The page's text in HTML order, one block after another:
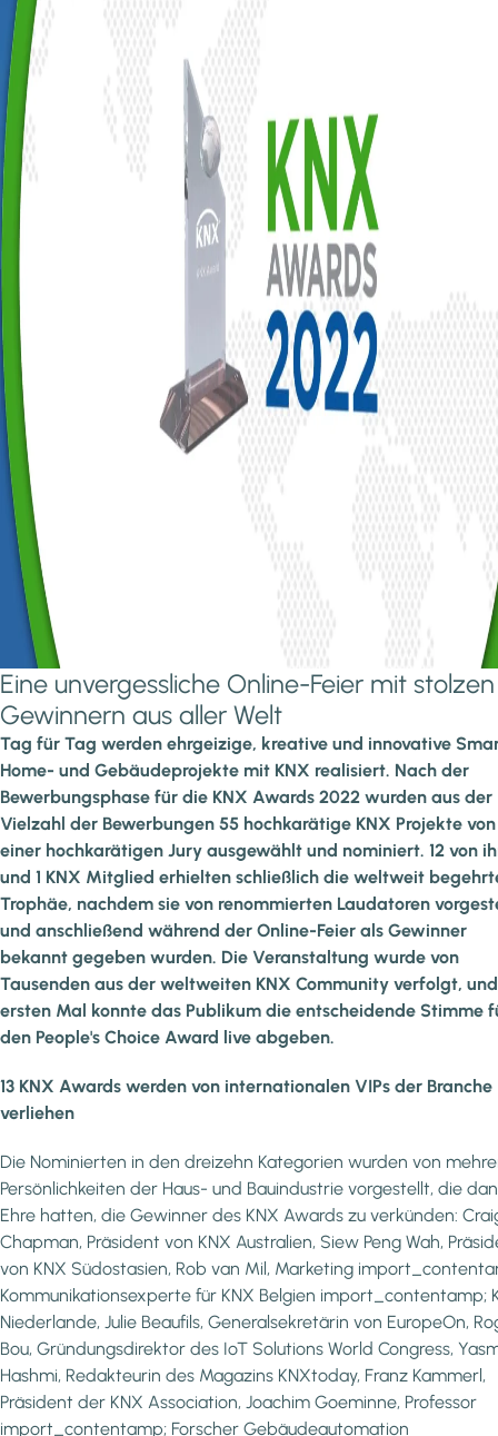
Eine unvergessliche Online-Feier mit stolzen
Gewinnern aus aller Welt
Tag für Tag werden ehrgeizige, kreative und innovative
Home- und Gebäudeprojekte mit KNX realisiert. Nach der
Bewerbungsphase für die KNX Awards 2022 wurden aus der
Vielzahl der Bewerbungen 55 hochkarätige KNX Projekte von
einer hochkarätigen Jury ausgewählt und nominiert. 12 von
und 1 KNX Mitglied erhielten schließlich die weltweit
Trophäe, nachdem sie von renommierten Laudatoren
und anschließend während der Online-Feier als Gewinner
bekannt gegeben wurden. Die Veranstaltung wurde von
Tausenden aus der weltweiten KNX Community verfolgt,
ersten Mal konnte das Publikum die entscheidende Stimme
den People's Choice Award live abgeben.
13 KNX Awards werden von internationalen VIPs der Branche
verliehen
Die Nominierten in den dreizehn Kategorien wurden von
Persönlichkeiten der Haus- und Bauindustrie vorgestellt, die
Ehre hatten, die Gewinner des KNX Awards zu verkünden:
Chapman, Präsident von KNX Australien, Siew Peng Wah,
von KNX Südostasien, Rob van Mil, Marketing
Kommunikationsexperte für KNX Belgien import_contentamp;
Niederlande, Julie Beaufils, Generalsekretärin von EuropeOn,
Bou, Gründungsdirektor des IoT Solutions World Congress,
Hashmi, Redakteurin des Magazins KNXtoday, Franz Kammerl,
Präsident der KNX Association, Joachim Goeminne, Professor
import_contentamp; Forscher Gebäudeautomation